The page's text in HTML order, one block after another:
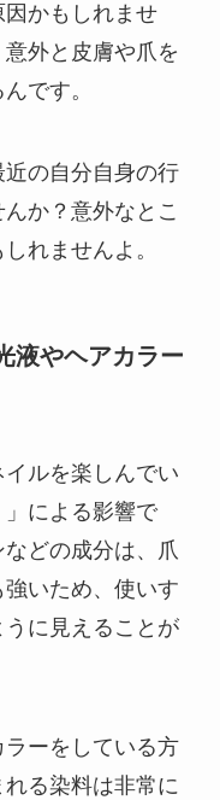
かもしれませ
外と皮膚や爪を
です。
近の自分自身の行
か？意外なとこ
れませんよ。
液やヘアカラー
ルを楽しんでい
による影響で
どの成分は、爪
いため、使いす
に見えることが
ーをしている方
る染料は非常に